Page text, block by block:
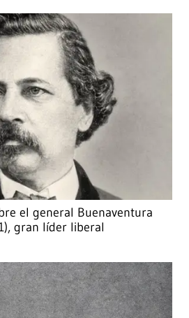
el general Buenaventura
gran líder liberal